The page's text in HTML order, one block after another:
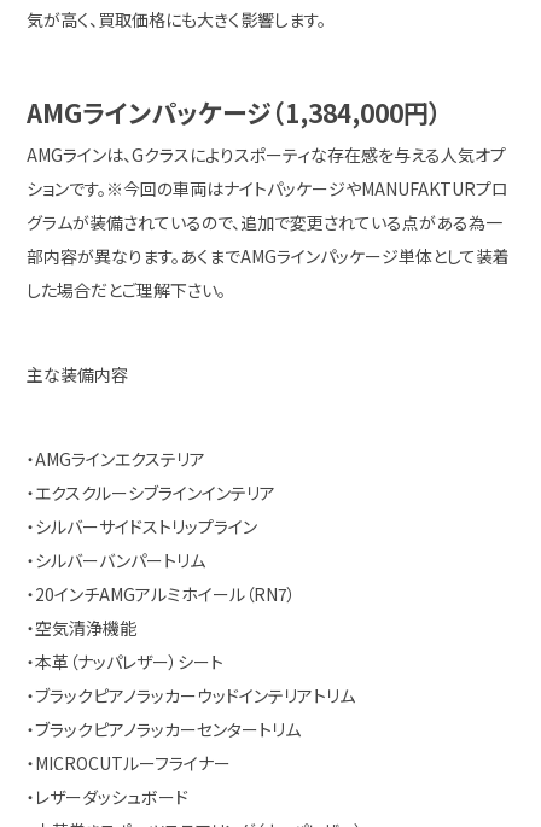
気が高く、買取価格にも大きく影響します。
AMGラインパッケージ（1,384,000円）
AMGラインは、Gクラスによりスポーティな存在感を与える人気オプ
ションです。※今回の車両はナイトパッケージやMANUFAKTURプロ
グラムが装備されているので、追加で変更されている点がある為一
部内容が異なります。あくまでAMGラインパッケージ単体として装着
した場合だとご理解下さい。
主な装備内容
・AMGラインエクステリア
・エクスクルーシブラインインテリア
・シルバーサイドストリップライン
・シルバーバンパートリム
・20インチAMGアルミホイール（RN7）
・空気清浄機能
・本革（ナッパレザー）シート
・ブラックピアノラッカーウッドインテリアトリム
・ブラックピアノラッカーセンタートリム
・MICROCUTルーフライナー
・レザーダッシュボード